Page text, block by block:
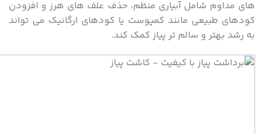
های مداوم شامل آبیاری منظم، حذف علف های هرز و افزودن
کودهای طبیعی مانند کمپوست یا کودهای ارگانیک می تواند
به رشد بهتر و سالم تر پیاز کمک کند.